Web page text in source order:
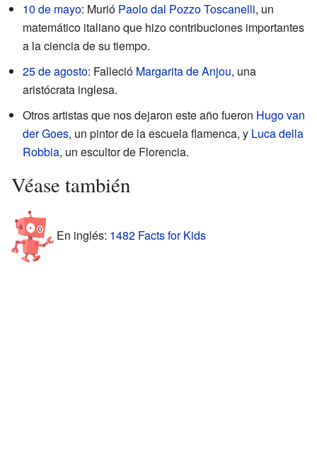
10 de mayo: Murió Paolo dal Pozzo Toscanelli, un
matemático italiano que hizo contribuciones importantes
a la ciencia de su tiempo.
25 de agosto: Falleció Margarita de Anjou, una
aristócrata inglesa.
Otros artistas que nos dejaron este año fueron Hugo van
der Goes, un pintor de la escuela flamenca, y Luca della
Robbia, un escultor de Florencia.
Véase también
En inglés: 1482 Facts for Kids